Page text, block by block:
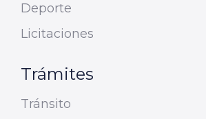
Deporte
Licitaciones
Trámites
Tránsito